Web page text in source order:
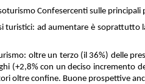
Confesercenti sulle
ad aumentare è
oltre un terzo (il 36%) delle
(+2,8% con un deciso incremento
oltre confine. Buone prospettive